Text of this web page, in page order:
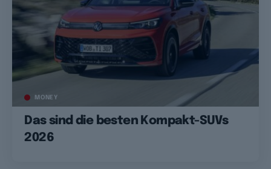
MONEY
Das sind die besten Kompakt-SUVs
2026